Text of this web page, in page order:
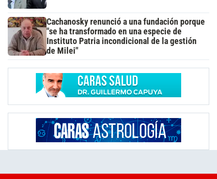
Cachanosky renunció a una fundación porque
"se ha transformado en una especie de
Instituto Patria incondicional de la gestión
de Milei"